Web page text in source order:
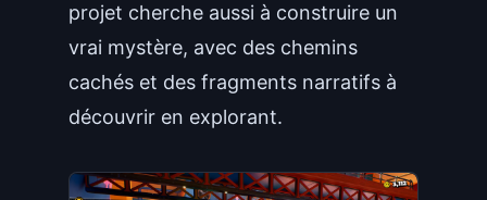
projet cherche aussi à construire un
vrai mystère, avec des chemins
cachés et des fragments narratifs à
découvrir en explorant.